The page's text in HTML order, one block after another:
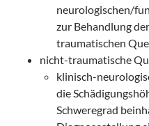
neurologischen/
zur Behandlung
traumatischen
nicht-traumatische
klinisch-
die
Schweregrad